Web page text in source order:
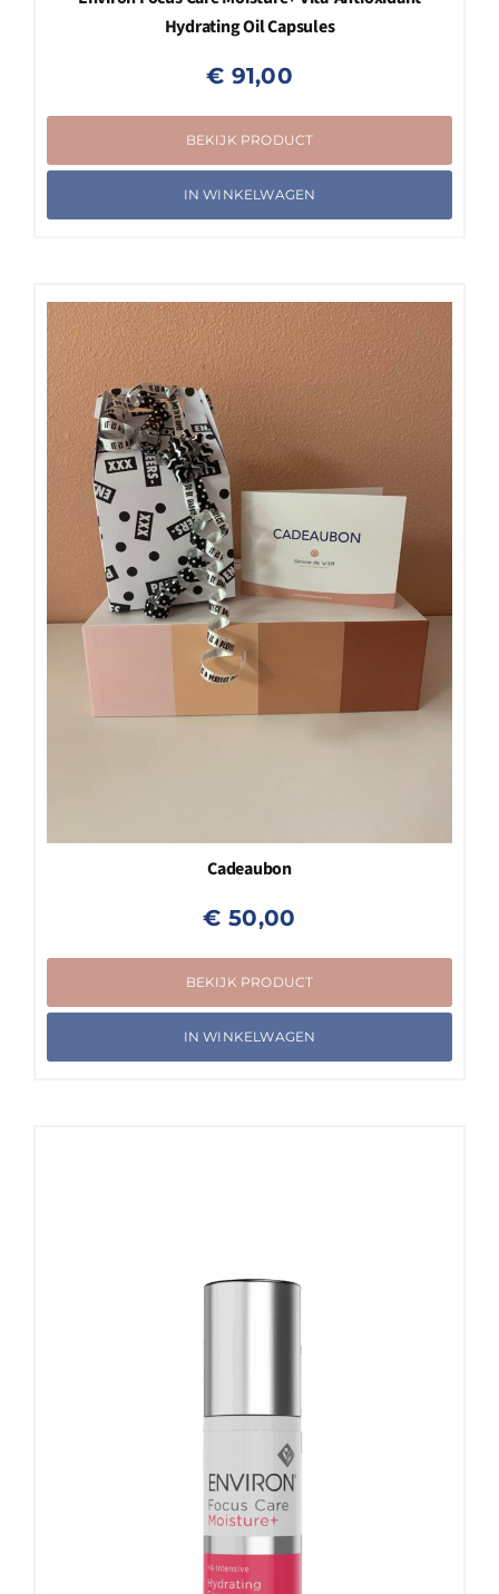
Hydrating Oil Capsules
€ 91,00
BEKIJK PRODUCT
IN WINKELWAGEN
Cadeaubon
€ 50,00
BEKIJK PRODUCT
IN WINKELWAGEN